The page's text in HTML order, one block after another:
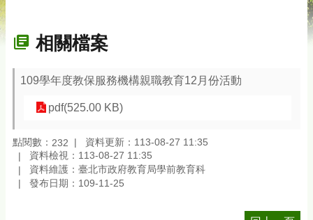
相關檔案
109學年度教保服務機構親職教育12月份活動
pdf(525.00 KB)
點閱數： 232
資料更新：113-08-27 11:35
資料檢視：113-08-27 11:35
資料維護：臺北市政府教育局學前教育科
發布日期：109-11-25